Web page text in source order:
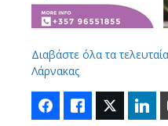
Διαβάστε όλα τα
Λάρνακας
FacebookLike Twitter